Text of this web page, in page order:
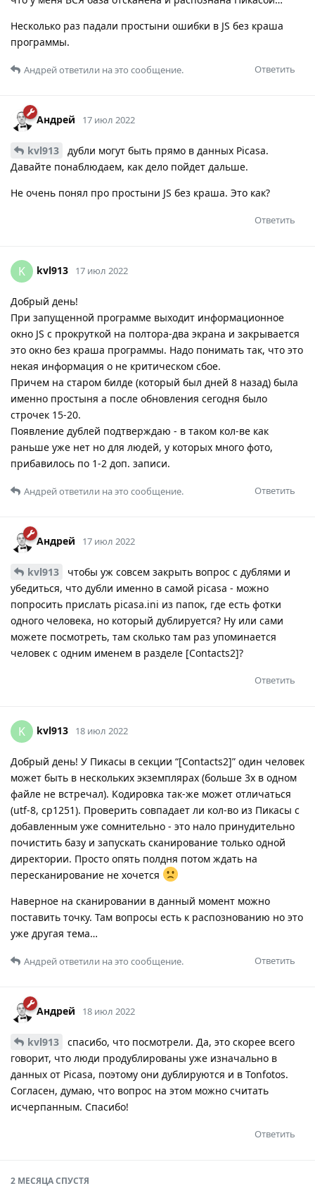
Несколько раз падали простыни ошибки в JS без краша
программы.
Ответить
Андрейответили на это сообщение.
Андрей 17 июл 2022
kvl913
дубли могут быть прямо в данных Picasa.
Давайте понаблюдаем, как дело пойдет дальше.
Не очень понял про простыни JS без краша. Это как?
Ответить
K kvl913 17 июл 2022
Добрый день!
При запущенной программе выходит информационное
окно JS с прокруткой на полтора-два экрана и закрывается
это окно без краша программы. Надо понимать так, что это
некая информация о не критическом сбое.
Причем на старом билде (который был дней 8 назад) была
именно простыня а после обновления сегодня было
строчек 15-20.
Появление дублей подтверждаю - в таком кол-ве как
раньше уже нет но для людей, у которых много фото,
прибавилось по 1-2 доп. записи.
Ответить
Андрейответили на это сообщение.
Андрей 17 июл 2022
kvl913
чтобы уж совсем закрыть вопрос с дублями и
убедиться, что дубли именно в самой picasa - можно
попросить прислать picasa.ini из папок, где есть фотки
одного человека, но который дублируется? Ну или сами
можете посмотреть, там сколько там раз упоминается
человек с одним именем в разделе [Contacts2]?
Ответить
K kvl913 18 июл 2022
Добрый день! У Пикасы в секции “[Contacts2]” один человек
может быть в нескольких экземплярах (больше 3х в одном
файле не встречал). Кодировка так-же может отличаться
(utf-8, cp1251). Проверить совпадает ли кол-во из Пикасы с
добавленным уже сомнительно - это нало принудительно
почистить базу и запускать сканирование только одной
директории. Просто опять полдня потом ждать на
пересканирование не хочется
Наверное на сканировании в данный момент можно
поставить точку. Там вопросы есть к распознованию но это
уже другая тема…
Ответить
Андрейответили на это сообщение.
Андрей 18 июл 2022
kvl913
спасибо, что посмотрели. Да, это скорее всего
говорит, что люди продублированы уже изначально в
данных от Picasa, поэтому они дублируются и в Tonfotos.
Согласен, думаю, что вопрос на этом можно считать
исчерпанным. Спасибо!
Ответить
2 МЕСЯЦАСПУСТЯ